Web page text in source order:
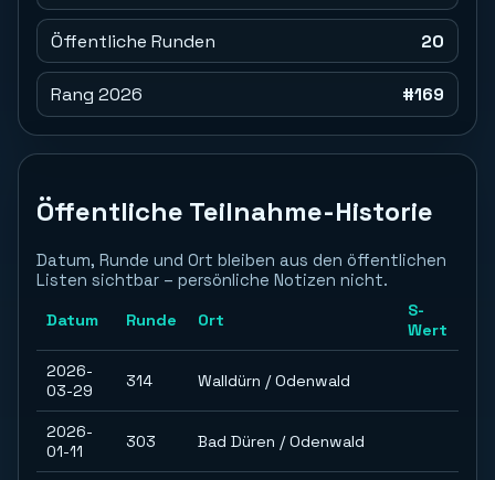
Öffentliche Runden 20
Rang 2026 #169
Öffentliche Teilnahme-Historie
Datum, Runde und Ort bleiben aus den öffentlichen
Listen sichtbar – persönliche Notizen nicht.
Datum
Runde Ort
S-
Wert
2026-
03-29
314 Walldürn / Odenwald
2026-
01-11
303 Bad Düren / Odenwald